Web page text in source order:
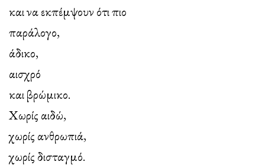
και να εκπέμψουν ότι πιο
παράλογο,
άδικο,
αισχρό
και βρώμικο.
Χωρίς αιδώ,
χωρίς ανθρωπιά,
χωρίς δισταγμό.